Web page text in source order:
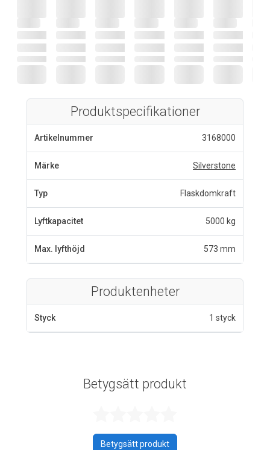
Produktspecifikationer
Artikelnummer 3168000
Märke Silverstone
Typ Flaskdomkraft
Lyftkapacitet 5000 kg
Max. lyfthöjd 573 mm
Produktenheter
Styck 1 styck
Betygsätt produkt
Betygsätt produkt